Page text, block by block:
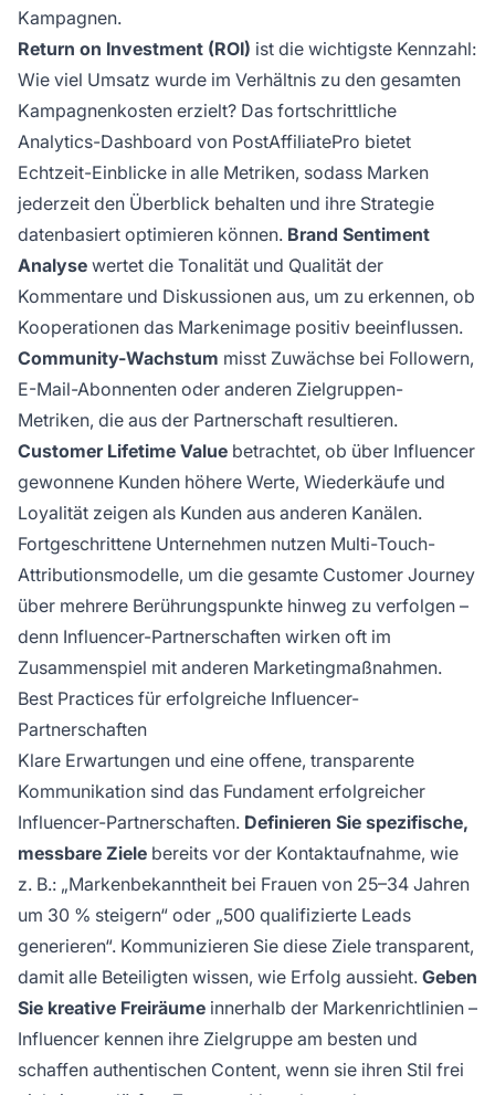
Kampagnen.
Return on Investment (ROI) ist die wichtigste Kennzahl:
Wie viel Umsatz wurde im Verhältnis zu den gesamten
Kampagnenkosten erzielt? Das fortschrittliche
Analytics-Dashboard von PostAffiliatePro bietet
Echtzeit-Einblicke in alle Metriken, sodass Marken
jederzeit den Überblick behalten und ihre Strategie
datenbasiert optimieren können. Brand Sentiment
Analyse wertet die Tonalität und Qualität der
Kommentare und Diskussionen aus, um zu erkennen, ob
Kooperationen das Markenimage positiv beeinflussen.
Community-Wachstum misst Zuwächse bei Followern,
E-Mail-Abonnenten oder anderen Zielgruppen-
Metriken, die aus der Partnerschaft resultieren.
Customer Lifetime Value betrachtet, ob über Influencer
gewonnene Kunden höhere Werte, Wiederkäufe und
Loyalität zeigen als Kunden aus anderen Kanälen.
Fortgeschrittene Unternehmen nutzen Multi-Touch-
Attributionsmodelle, um die gesamte Customer Journey
über mehrere Berührungspunkte hinweg zu verfolgen –
denn Influencer-Partnerschaften wirken oft im
Zusammenspiel mit anderen Marketingmaßnahmen.
Best Practices für erfolgreiche Influencer-
Partnerschaften
Klare Erwartungen und eine offene, transparente
Kommunikation sind das Fundament erfolgreicher
Influencer-Partnerschaften. Definieren Sie spezifische,
messbare Ziele bereits vor der Kontaktaufnahme, wie
z. B.: „Markenbekanntheit bei Frauen von 25–34 Jahren
um 30 % steigern“ oder „500 qualifizierte Leads
generieren“. Kommunizieren Sie diese Ziele transparent,
damit alle Beteiligten wissen, wie Erfolg aussieht. Geben
Sie kreative Freiräume innerhalb der Markenrichtlinien –
Influencer kennen ihre Zielgruppe am besten und
schaffen authentischen Content, wenn sie ihren Stil frei